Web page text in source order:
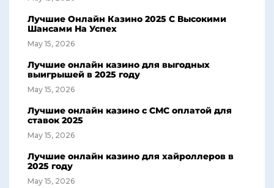
Лучшие Онлайн Казино 2025 С Высокими
Шансами На Успех
May 15, 2026
Лучшие онлайн казино для выгодных
выигрышей в 2025 году
May 15, 2026
Лучшие онлайн казино с СМС оплатой для
ставок 2025
May 15, 2026
Лучшие онлайн казино для хайроллеров в
2025 году
May 15, 2026